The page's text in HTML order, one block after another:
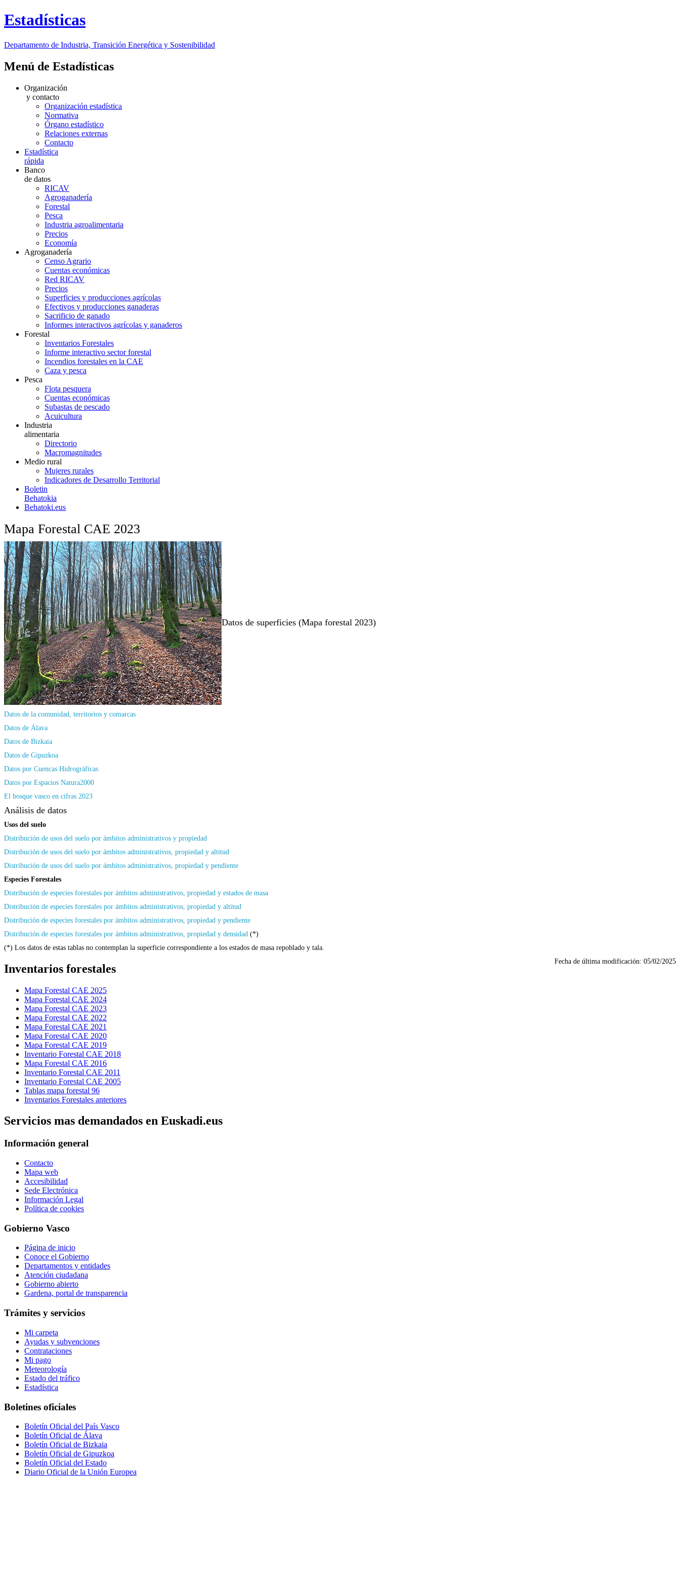
Estadísticas
Departamento de Industria, Transición Energética y Sostenibilidad
Menú de Estadísticas
Organización
y contacto
Organización estadística
Normativa
Órgano estadístico
Relaciones externas
Contacto
Estadística
rápida
Banco
de datos
RICAV
Agroganadería
Forestal
Pesca
Industria agroalimentaria
Precios
Economía
Agroganadería
Censo Agrario
Cuentas económicas
Red RICAV
Precios
Superficies y producciones agrícolas
Efectivos y producciones ganaderas
Sacrificio de ganado
Informes interactivos agrícolas y ganaderos
Forestal
Inventarios Forestales
Informe interactivo sector forestal
Incendios forestales en la CAE
Caza y pesca
Pesca
Flota pesquera
Cuentas económicas
Subastas de pescado
Acuicultura
Industria
alimentaria
Directorio
Macromagnitudes
Medio rural
Mujeres rurales
Indicadores de Desarrollo Territorial
Boletin
Behatokia
Behatoki.eus
Mapa Forestal CAE 2023
Datos de superficies (Mapa forestal 2023)
Datos de la comunidad, territorios y comarcas
Datos de Álava
Datos de Bizkaia
Datos de Gipuzkoa
Datos por Cuencas Hidrográficas
Datos por Espacios Natura2000
El bosque vasco en cifras 2023
Análisis de datos
Usos del suelo
Distribución de usos del suelo por ámbitos administrativos y propiedad
Distribución de usos del suelo por ámbitos administrativos, propiedad y altitud
Distribución de usos del suelo por ámbitos administrativos, propiedad y pendiente
Especies Forestales
Distribución de especies forestales por ámbitos administrativos, propiedad y estados de masa
Distribución de especies forestales por ámbitos administrativos, propiedad y altitud
Distribución de especies forestales por ámbitos administrativos, propiedad y pendiente
Distribución de especies forestales por ámbitos administrativos, propiedad y densidad (*)
(*) Los datos de estas tablas no contemplan la superficie correspondiente a los estados de masa repoblado y tala.
Fecha de última modificación: 05/02/2025
Inventarios forestales
Mapa Forestal CAE 2025
Mapa Forestal CAE 2024
Mapa Forestal CAE 2023
Mapa Forestal CAE 2022
Mapa Forestal CAE 2021
Mapa Forestal CAE 2020
Mapa Forestal CAE 2019
Inventario Forestal CAE 2018
Mapa Forestal CAE 2016
Inventario Forestal CAE 2011
Inventario Forestal CAE 2005
Tablas mapa forestal 96
Inventarios Forestales anteriores
Servicios mas demandados en Euskadi.eus
Información general
Contacto
Mapa web
Accesibilidad
Sede Electrónica
Información Legal
Política de cookies
Gobierno Vasco
Página de inicio
Conoce el Gobierno
Departamentos y entidades
Atención ciudadana
Gobierno abierto
Gardena, portal de transparencia
Trámites y servicios
Mi carpeta
Ayudas y subvenciones
Contrataciones
Mi pago
Meteorología
Estado del tráfico
Estadística
Boletines oficiales
Boletín Oficial del País Vasco
Boletín Oficial de Álava
Boletín Oficial de Bizkaia
Boletín Oficial de Gipuzkoa
Boletín Oficial del Estado
Diario Oficial de la Unión Europea